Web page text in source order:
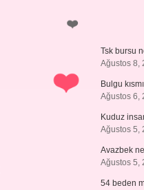
Tsk bursu
Ağustos 8,
Bulgu
Ağustos 6,
Kuduz
Ağustos 5,
Avazbek
Ağustos 5,
54 beden